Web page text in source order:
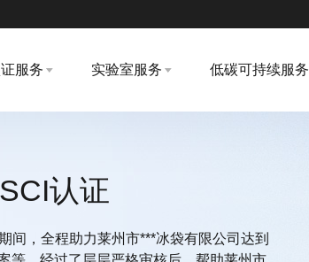
服务 实验室服务 低碳可持续服务
认证
间，全程助力莱州市***冰袋有限公司达到